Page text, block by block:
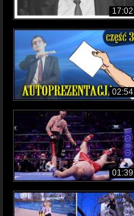
17:02
02:54
01:39